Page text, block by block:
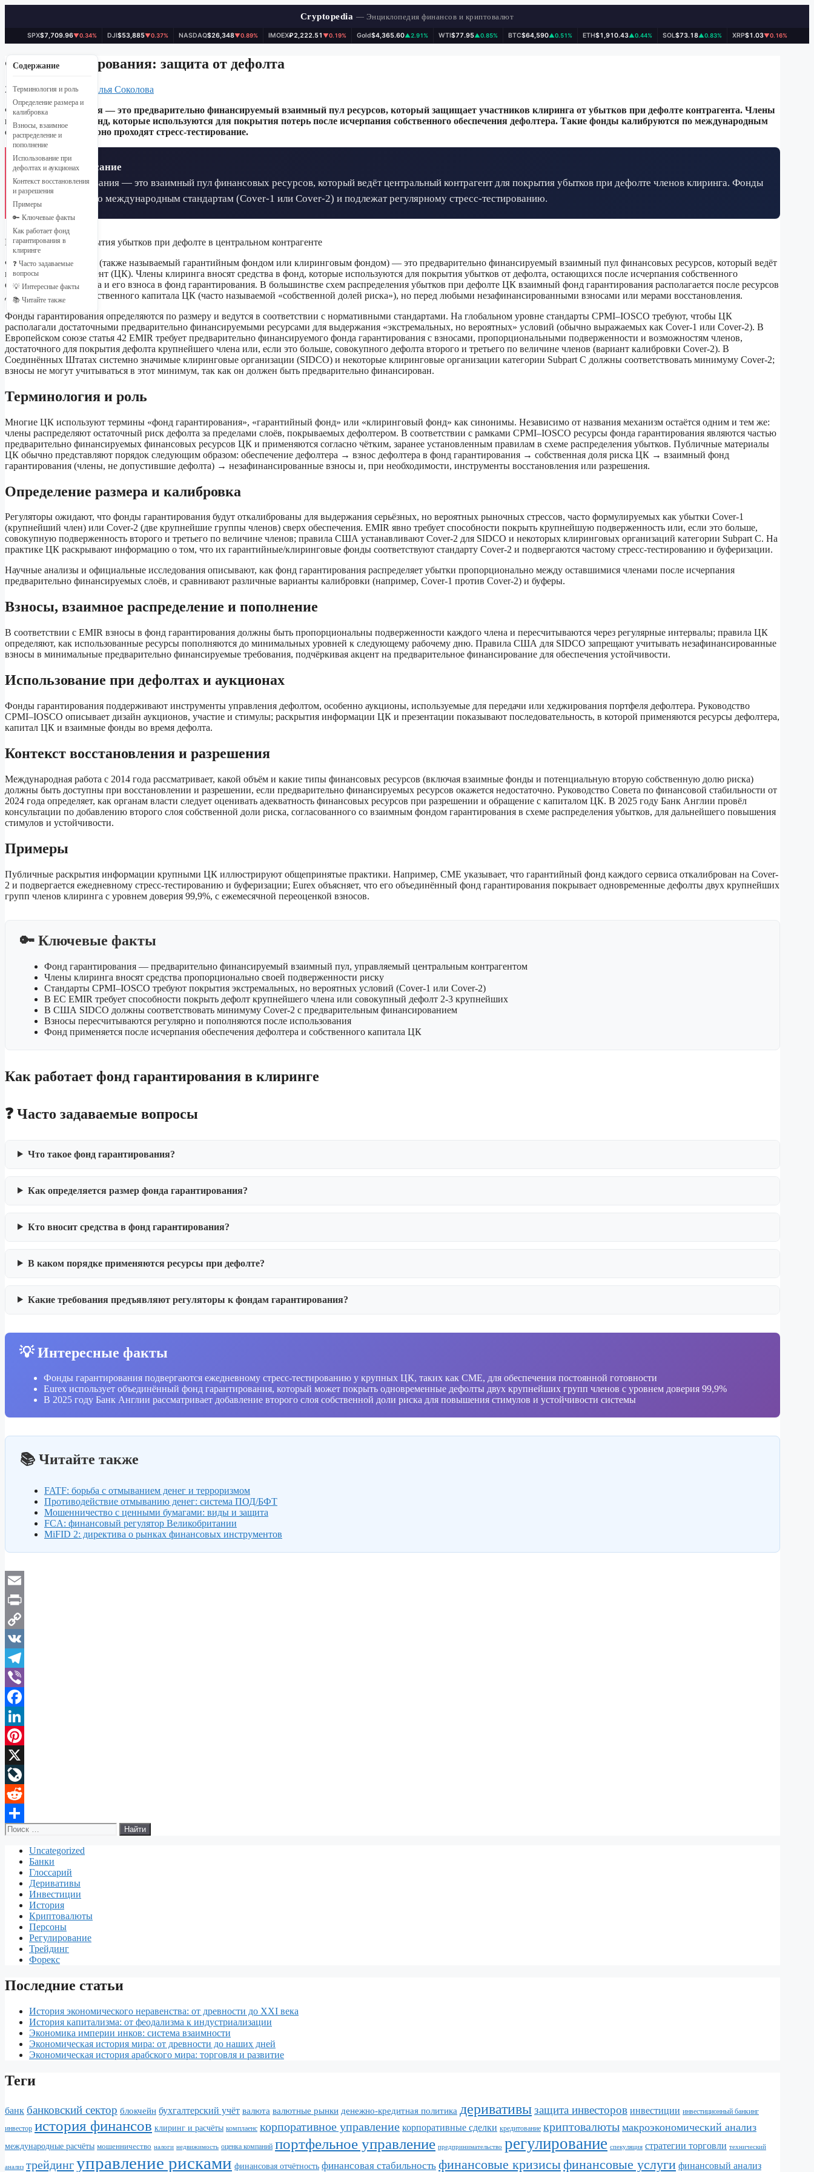
Cryptopedia — Энциклопедия финансов и криптовалют
SPX$7,709.96▼0.34% DJI$53,885▼0.37% NASDAQ$26,348▼0.89% IMOEX₽2,222.51▼0.19% Gold$4,365.60▲2.91% WTI$77.95▲0.85% BTC$64,590▲0.51% ETH$1,910.43▲0.44% SOL$73.18▲0.83% XRP$1.03▼0.16%
содержимому
Фонд гарантирования: защита от дефолта
23 марта, 2026 от Наталья Соколова
Содержание
Терминология и роль
Определение размера и
калибровка
Взносы, взаимное
распределение и
пополнение
Использование при
дефолтах и аукционах
Контекст восстановления
и разрешения
Примеры
🔑 Ключевые факты
Как работает фонд
гарантирования в
клиринге
❓ Часто задаваемые
вопросы
💡 Интересные факты
📚 Читайте также
Фонд гарантирования — это предварительно финансируемый взаимный пул ресурсов, который защищает участников клиринга от убытков при дефолте контрагента. Члены
вносят средства в фонд, которые используются для покрытия потерь после исчерпания собственного обеспечения дефолтера. Такие фонды калибруются по международным
стандартам и регулярно проходят стресс-тестирование.
📋 Краткое описание
Фонд гарантирования — это взаимный пул финансовых ресурсов, который ведёт центральный контрагент для покрытия убытков при дефолте членов клиринга. Фонды
откалиброваны по международным стандартам (Cover-1 или Cover-2) и подлежат регулярному стресс-тестированию.
Взаимный фонд покрытия убытков при дефолте в центральном контрагенте
Фонд гарантирования (также называемый гарантийным фондом или клиринговым фондом) — это предварительно финансируемый взаимный пул финансовых ресурсов, который ведёт
центральный контрагент (ЦК). Члены клиринга вносят средства в фонд, которые используются для покрытия убытков от дефолта, остающихся после исчерпания собственного
обеспечения дефолтера и его взноса в фонд гарантирования. В большинстве схем распределения убытков при дефолте ЦК взаимный фонд гарантирования располагается после ресурсов
дефолтера и части собственного капитала ЦК (часто называемой «собственной долей риска»), но перед любыми незафинансированными взносами или мерами восстановления.
Фонды гарантирования определяются по размеру и ведутся в соответствии с нормативными стандартами. На глобальном уровне стандарты CPMI–IOSCO требуют, чтобы ЦК
располагали достаточными предварительно финансируемыми ресурсами для выдержания «экстремальных, но вероятных» условий (обычно выражаемых как Cover-1 или Cover-2). В
Европейском союзе статья 42 EMIR требует предварительно финансируемого фонда гарантирования с взносами, пропорциональными подверженности и возможностям членов,
достаточного для покрытия дефолта крупнейшего члена или, если это больше, совокупного дефолта второго и третьего по величине членов (вариант калибровки Cover-2). В
Соединённых Штатах системно значимые клиринговые организации (SIDCO) и некоторые клиринговые организации категории Subpart C должны соответствовать минимуму Cover-2;
взносы не могут учитываться в этот минимум, так как он должен быть предварительно финансирован.
Терминология и роль
Многие ЦК используют термины «фонд гарантирования», «гарантийный фонд» или «клиринговый фонд» как синонимы. Независимо от названия механизм остаётся одним и тем же:
члены распределяют остаточный риск дефолта за пределами слоёв, покрываемых дефолтером. В соответствии с рамками CPMI–IOSCO ресурсы фонда гарантирования являются частью
предварительно финансируемых финансовых ресурсов ЦК и применяются согласно чётким, заранее установленным правилам в схеме распределения убытков. Публичные материалы
ЦК обычно представляют порядок следующим образом: обеспечение дефолтера → взнос дефолтера в фонд гарантирования → собственная доля риска ЦК → взаимный фонд
гарантирования (члены, не допустившие дефолта) → незафинансированные взносы и, при необходимости, инструменты восстановления или разрешения.
Определение размера и калибровка
Регуляторы ожидают, что фонды гарантирования будут откалиброваны для выдержания серьёзных, но вероятных рыночных стрессов, часто формулируемых как убытки Cover-1
(крупнейший член) или Cover-2 (две крупнейшие группы членов) сверх обеспечения. EMIR явно требует способности покрыть крупнейшую подверженность или, если это больше,
совокупную подверженность второго и третьего по величине членов; правила США устанавливают Cover-2 для SIDCO и некоторых клиринговых организаций категории Subpart C. На
практике ЦК раскрывают информацию о том, что их гарантийные/клиринговые фонды соответствуют стандарту Cover-2 и подвергаются частому стресс-тестированию и буферизации.
Научные анализы и официальные исследования описывают, как фонд гарантирования распределяет убытки пропорционально между оставшимися членами после исчерпания
предварительно финансируемых слоёв, и сравнивают различные варианты калибровки (например, Cover-1 против Cover-2) и буферы.
Взносы, взаимное распределение и пополнение
В соответствии с EMIR взносы в фонд гарантирования должны быть пропорциональны подверженности каждого члена и пересчитываются через регулярные интервалы; правила ЦК
определяют, как использованные ресурсы пополняются до минимальных уровней к следующему рабочему дню. Правила США для SIDCO запрещают учитывать незафинансированные
взносы в минимальные предварительно финансируемые требования, подчёркивая акцент на предварительное финансирование для обеспечения устойчивости.
Использование при дефолтах и аукционах
Фонды гарантирования поддерживают инструменты управления дефолтом, особенно аукционы, используемые для передачи или хеджирования портфеля дефолтера. Руководство
CPMI–IOSCO описывает дизайн аукционов, участие и стимулы; раскрытия информации ЦК и презентации показывают последовательность, в которой применяются ресурсы дефолтера,
капитал ЦК и взаимные фонды во время дефолта.
Контекст восстановления и разрешения
Международная работа с 2014 года рассматривает, какой объём и какие типы финансовых ресурсов (включая взаимные фонды и потенциальную вторую собственную долю риска)
должны быть доступны при восстановлении и разрешении, если предварительно финансируемых ресурсов окажется недостаточно. Руководство Совета по финансовой стабильности от
2024 года определяет, как органам власти следует оценивать адекватность финансовых ресурсов при разрешении и обращение с капиталом ЦК. В 2025 году Банк Англии провёл
консультации по добавлению второго слоя собственной доли риска, согласованного со взаимным фондом гарантирования в схеме распределения убытков, для дальнейшего повышения
стимулов и устойчивости.
Примеры
Публичные раскрытия информации крупными ЦК иллюстрируют общепринятые практики. Например, CME указывает, что гарантийный фонд каждого сервиса откалиброван на Cover-
2 и подвергается ежедневному стресс-тестированию и буферизации; Eurex объясняет, что его объединённый фонд гарантирования покрывает одновременные дефолты двух крупнейших
групп членов клиринга с уровнем доверия 99,9%, с ежемесячной переоценкой взносов.
🔑 Ключевые факты
Фонд гарантирования — предварительно финансируемый взаимный пул, управляемый центральным контрагентом
Члены клиринга вносят средства пропорционально своей подверженности риску
Стандарты CPMI–IOSCO требуют покрытия экстремальных, но вероятных условий (Cover-1 или Cover-2)
В ЕС EMIR требует способности покрыть дефолт крупнейшего члена или совокупный дефолт 2-3 крупнейших
В США SIDCO должны соответствовать минимуму Cover-2 с предварительным финансированием
Взносы пересчитываются регулярно и пополняются после использования
Фонд применяется после исчерпания обеспечения дефолтера и собственного капитала ЦК
Как работает фонд гарантирования в клиринге
❓ Часто задаваемые вопросы
Что такое фонд гарантирования?
Как определяется размер фонда гарантирования?
Кто вносит средства в фонд гарантирования?
В каком порядке применяются ресурсы при дефолте?
Какие требования предъявляют регуляторы к фондам гарантирования?
💡 Интересные факты
Фонды гарантирования подвергаются ежедневному стресс-тестированию у крупных ЦК, таких как CME, для обеспечения постоянной готовности
Eurex использует объединённый фонд гарантирования, который может покрыть одновременные дефолты двух крупнейших групп членов с уровнем доверия 99,9%
В 2025 году Банк Англии рассматривает добавление второго слоя собственной доли риска для повышения стимулов и устойчивости системы
📚 Читайте также
FATF: борьба с отмыванием денег и терроризмом
Противодействие отмыванию денег: система ПОД/БФТ
Мошенничество с ценными бумагами: виды и защита
FCA: финансовый регулятор Великобритании
MiFID 2: директива о рынках финансовых инструментов
Email
Print
Copy
Link
VK
Telegram
Viber
Facebook
LinkedIn
Pinterest
X
LiveJournal
Reddit
Отправить
Поиск:
Uncategorized
Банки
Глоссарий
Деривативы
Инвестиции
История
Криптовалюты
Персоны
Регулирование
Трейдинг
Форекс
Последние статьи
История экономического неравенства: от древности до XXI века
История капитализма: от феодализма к индустриализации
Экономика империи инков: система взаимности
Экономическая история мира: от древности до наших дней
Экономическая история арабского мира: торговля и развитие
Теги
банк банковский сектор блокчейн бухгалтерский учёт валюта валютные рынки денежно-кредитная политика деривативы защита инвесторов инвестиции инвестиционный банкинг
инвестор история финансов клиринг и расчёты комплаенс корпоративное управление корпоративные сделки кредитование криптовалюты макроэкономический анализ
международные расчёты мошенничество налоги недвижимость оценка компаний портфельное управление предпринимательство регулирование спекуляция стратегии торговли технический
анализ трейдингуправление рисками финансовая отчётность финансовая стабильность финансовые кризисыфинансовые услуги финансовый анализ